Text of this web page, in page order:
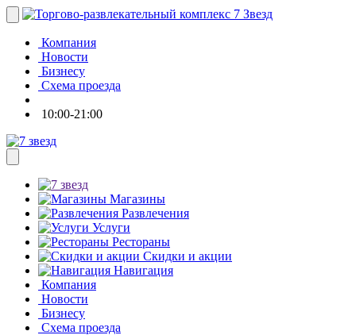
Компания
Новости
Бизнесу
Схема проезда
10:00-21:00
Магазины
Развлечения
Услуги
Рестораны
Скидки и акции
Навигация
Компания
Новости
Бизнесу
Схема проезда